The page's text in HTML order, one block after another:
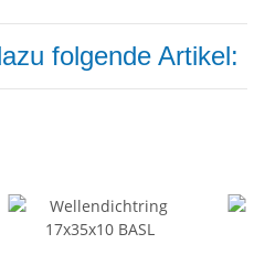
folgende Artikel: